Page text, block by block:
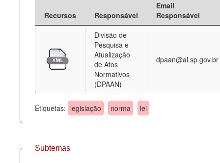
Recursos Responsável
Email
Responsável
Divisão de
Pesquisa e
Atualização
de Atos
Normativos
(DPAAN)
dpaan@al.sp.gov.br
Etiquetas: legislação norma lei
Subtemas